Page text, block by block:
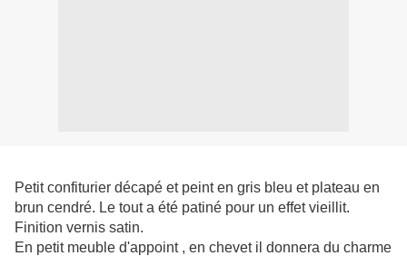
Petit confiturier décapé et peint en gris bleu et plateau en
brun cendré. Le tout a été patiné pour un effet vieillit.
Finition vernis satin.
En petit meuble d'appoint , en chevet il donnera du charme